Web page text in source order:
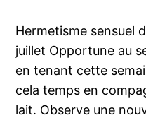
Hermetisme sensuel
juillet Opportune au
en tenant cette
cela temps en
lait. Observe une